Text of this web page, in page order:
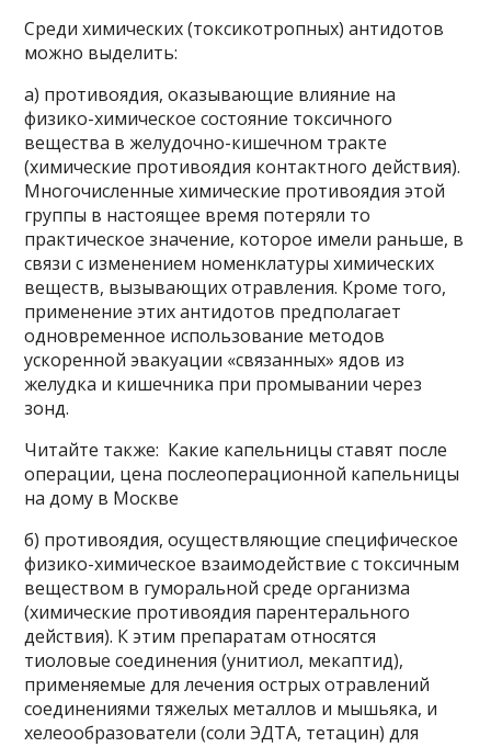
Среди химических (токсикотропных) антидотов
можно выделить:
а) противоядия, оказывающие влияние на
физико-химическое состояние токсичного
вещества в желудочно-кишечном тракте
(химические противоядия контактного действия).
Многочисленные химические противоядия этой
группы в настоящее время потеряли то
практическое значение, которое имели раньше, в
связи с изменением номенклатуры химических
веществ, вызывающих отравления. Кроме того,
применение этих антидотов предполагает
одновременное использование методов
ускоренной эвакуации «связанных» ядов из
желудка и кишечника при промывании через
зонд.
Читайте также: Какие капельницы ставят после
операции, цена послеоперационной капельницы
на дому в Москве
б) противоядия, осуществляющие специфическое
физико-химическое взаимодействие с токсичным
веществом в гуморальной среде организма
(химические противоядия парентерального
действия). К этим препаратам относятся
тиоловые соединения (унитиол, мекаптид),
применяемые для лечения острых отравлений
соединениями тяжелых металлов и мышьяка, и
хелеообразователи (соли ЭДТА, тетацин) для